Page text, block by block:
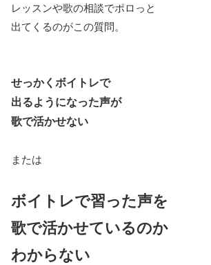
レッスンや歌の相談でポロっと
出てくるのがこの質問。
せっかくボイトレで
出るようになった声が
歌で活かせない
または
ボイトレで習った声を
歌で活かせているのか
わからない